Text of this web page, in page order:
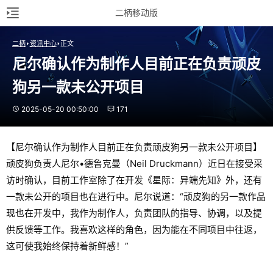
二柄移动版
二柄 资讯中心 正文
尼尔确认作为制作人目前正在负责顽皮
狗另一款未公开项目
2025-05-20 00:50:00 171
【尼尔确认作为制作人目前正在负责顽皮狗另一款未公开项目】
顽皮狗负责人尼尔•德鲁克曼（Neil Druckmann）近日在接受采
访时确认，目前工作室除了在开发《星际：异端先知》外，还有
一款未公开的项目也在进行中。尼尔说道：“顽皮狗的另一款作品
现也在开发中，我作为制作人，负责团队的指导、协调，以及提
供反馈等工作。我喜欢这样的角色，因为能在不同项目中往返，
这可使我始终保持着新鲜感！”